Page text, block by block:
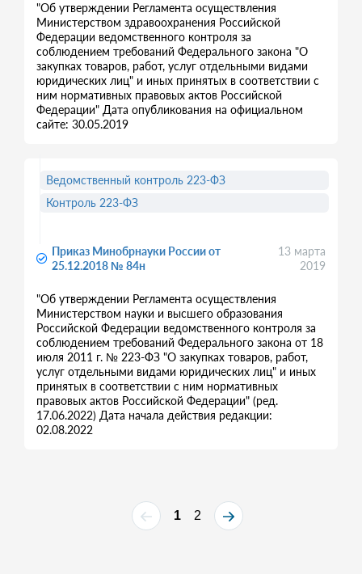
"Об утверждении Регламента осуществления
Министерством здравоохранения Российской
Федерации ведомственного контроля за
соблюдением требований Федерального закона "О
закупках товаров, работ, услуг отдельными видами
юридических лиц" и иных принятых в соответствии с
ним нормативных правовых актов Российской
Федерации" Дата опубликования на официальном
сайте: 30.05.2019
Приказ Минобрнауки России от
25.12.2018 № 84н
13 марта
2019
"Об утверждении Регламента осуществления
Министерством науки и высшего образования
Российской Федерации ведомственного контроля за
соблюдением требований Федерального закона от 18
июля 2011 г. № 223-ФЗ "О закупках товаров, работ,
услуг отдельными видами юридических лиц" и иных
принятых в соответствии с ним нормативных
правовых актов Российской Федерации" (ред.
17.06.2022) Дата начала действия редакции:
02.08.2022
Ведомственный контроль 223-ФЗ
Контроль 223-ФЗ
1 2